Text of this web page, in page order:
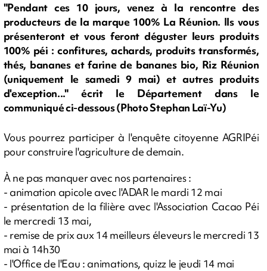
"Pendant ces 10 jours, venez à la rencontre des
producteurs de la marque 100% La Réunion. Ils vous
présenteront et vous feront déguster leurs produits
100% péi : confitures, achards, produits transformés,
thés, bananes et farine de bananes bio, Riz Réunion
(uniquement le samedi 9 mai) et autres produits
d'exception..." écrit le Département dans le
communiqué ci-dessous (Photo Stephan Laï-Yu)
Vous pourrez participer à l'enquête citoyenne AGRIPéi
pour construire l'agriculture de demain.
À ne pas manquer avec nos partenaires :
- animation apicole avec l'ADAR le mardi 12 mai
- présentation de la filière avec l'Association Cacao Péi
le mercredi 13 mai,
- remise de prix aux 14 meilleurs éleveurs le mercredi 13
mai à 14h30
- l'Office de l'Eau : animations, quizz le jeudi 14 mai